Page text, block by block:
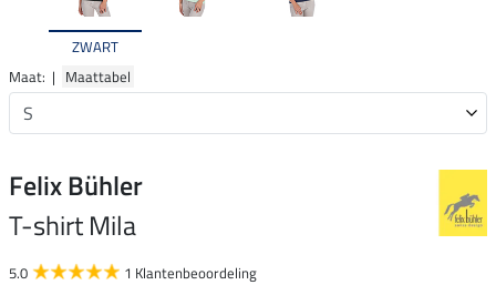
ZWART
Maat: | Maattabel
Felix Bühler
T-shirt Mila
5.0 1 Klantenbeoordeling